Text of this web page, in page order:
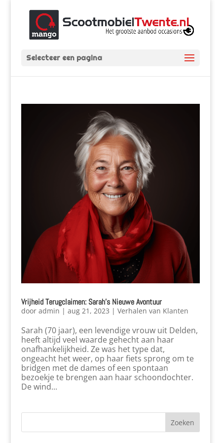
Selecteer een pagina
Vrijheid Terugclaimen: Sarah’s Nieuwe Avontuur
door admin | aug 21, 2023 | Verhalen van Klanten
Sarah (70 jaar), een levendige vrouw uit Delden,
heeft altijd veel waarde gehecht aan haar
onafhankelijkheid. Ze was het type dat,
ongeacht het weer, op haar fiets sprong om te
bridgen met de dames of een spontaan
bezoekje te brengen aan haar schoondochter.
De wind...